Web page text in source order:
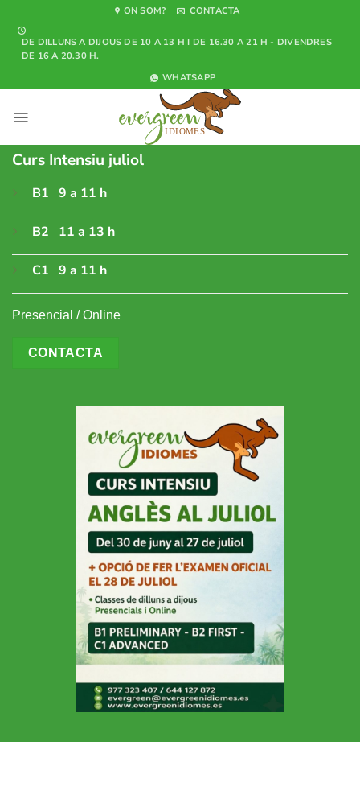
content
ON SOM? CONTACTA
DE DILLUNS A DIJOUS DE 10 A 13 H I DE 16.30 A 21 H - DIVENDRES
DE 16 A 20.30 H.
WHATSAPP
Curs Intensiu juliol
B1 9 a 11 h
B2 11 a 13 h
C1 9 a 11 h
Presencial / Online
CONTACTA